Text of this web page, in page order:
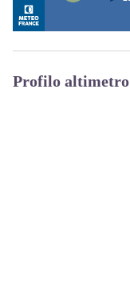
Profilo altimetro